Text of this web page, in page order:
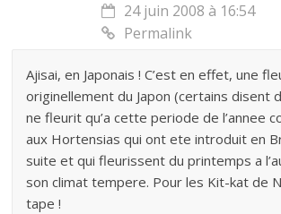
24 juin 2008 à 16:54
Permalink
Ajisai, en Japonais ! C’est en effet, une
originellement du Japon (certains disent
ne fleurit qu’a cette periode de l’annee
aux Hortensias qui ont ete introduit en
suite et qui fleurissent du printemps a
son climat tempere. Pour les Kit-kat de
tape !